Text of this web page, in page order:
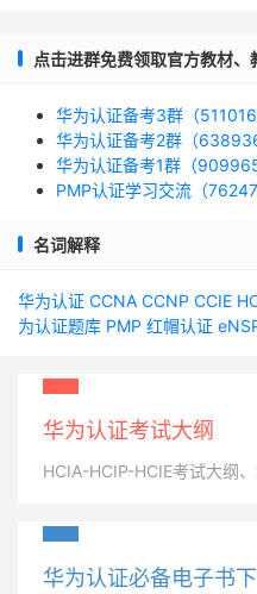
点击进群免费领取官方教材、
华为认证备考3群（
华为认证备考2群（
华为认证备考1群（
PMP认证学习交流（
名词解释
华为认证 CCNA CCNP CCIE
为认证题库 PMP 红帽认证
华为认证考试大纲
HCIA-HCIP-HCIE考试大纲
华为认证必备电子书